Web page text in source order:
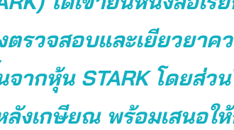
ตรวจสอบและเยียวยาค
จากหุ้น STARK โดยส่ว
ลังเกษียณ พร้อมเสนอใ